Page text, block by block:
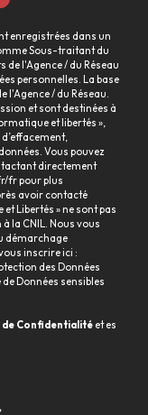
enregistrées dans un
Sous-traitant du
l'Agence / du Réseau
personnelles. La base
/ du Réseau.
et sont destinées à
et libertés »,
Vous pouvez
directement
frpour plus
avoir contacté
Libertés » ne sont pas
la CNIL. Nous vous
démarchage
inscrire ici :
des Données
Données sensibles
de Confidentialité et es